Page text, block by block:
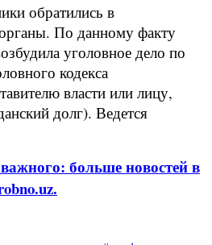
обратились в
По данному факту
уголовное дело по
кодекса
власти или лицу,
долг). Ведется
больше новостей в